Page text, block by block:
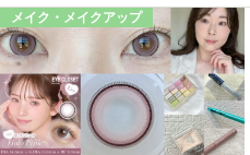
メイク・メイクアップ